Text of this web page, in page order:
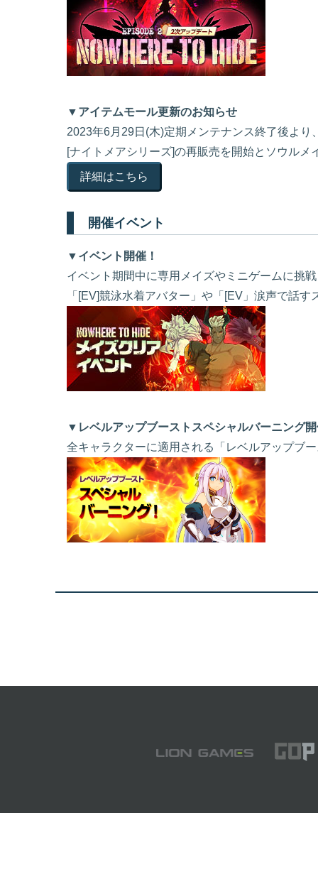
▼アイテムモール更新のお知らせ
2023年6月29日(木)定期メンテナンス終了後よ
[ナイトメアシリーズ]の再販売を開始とソウル
詳細はこちら
開催イベント
▼イベント開催！
イベント期間中に専用メイズやミニゲームに挑
「[EV]競泳水着アバター」や「[EV」涙声で話
▼レベルアップブーストスペシャルバーニング
全キャラクターに適用される「レベルアップブ